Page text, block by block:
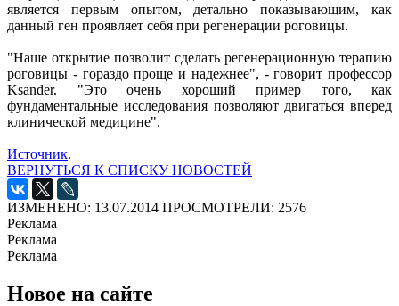
является первым опытом, детально показывающим, как
данный ген проявляет себя при регенерации роговицы.
"Наше открытие позволит сделать регенерационную терапию
роговицы - гораздо проще и надежнее", - говорит профессор
Ksander. "Это очень хороший пример того, как
фундаментальные исследования позволяют двигаться вперед
клинической медицине".
Источник.
ВЕРНУТЬСЯ К СПИСКУ НОВОСТЕЙ
ИЗМЕНЕНО: 13.07.2014 ПРОСМОТРЕЛИ: 2576
Реклама
Реклама
Реклама
Новое на сайте